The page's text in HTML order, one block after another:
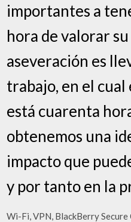
importantes a
hora de valorar
aseveración es
trabajo, en el
está cuarenta
obtenemos una
impacto que
y por tanto en la
Wi-Fi, VPN, BlackBerry